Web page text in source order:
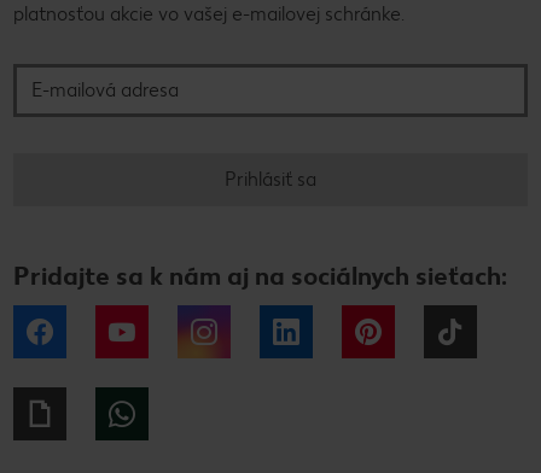
platnosťou akcie vo vašej e-mailovej schránke.
Prihlásiť sa
Pridajte sa k nám aj na sociálnych sieťach:
Facebook YouTube Instagram LinkedIn Pinterest
Giphy